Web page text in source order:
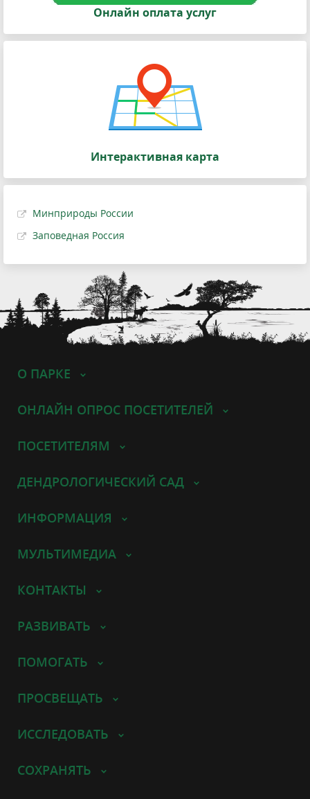
Онлайн оплата услуг
Интерактивная карта
Минприроды России
Заповедная Россия
О ПАРКЕ
ОНЛАЙН ОПРОС ПОСЕТИТЕЛЕЙ
ПОСЕТИТЕЛЯМ
ДЕНДРОЛОГИЧЕСКИЙ САД
ИНФОРМАЦИЯ
МУЛЬТИМЕДИА
КОНТАКТЫ
РАЗВИВАТЬ
ПОМОГАТЬ
ПРОСВЕЩАТЬ
ИССЛЕДОВАТЬ
СОХРАНЯТЬ